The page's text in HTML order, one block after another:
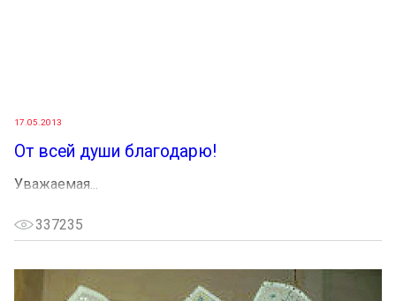
17.05.2013
От всей души благодарю!
Уважаемая...
337235